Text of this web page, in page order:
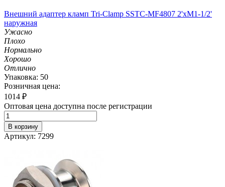
Внешний адаптер кламп Tri-Clamp SSTC-MF4807 2'хM1-1/2'
наружная
Ужасно
Плохо
Нормально
Хорошо
Отлично
Упаковка: 50
Розничная цена:
1014 ₽
Оптовая цена доступна после регистрации
В корзину
Артикул: 7299